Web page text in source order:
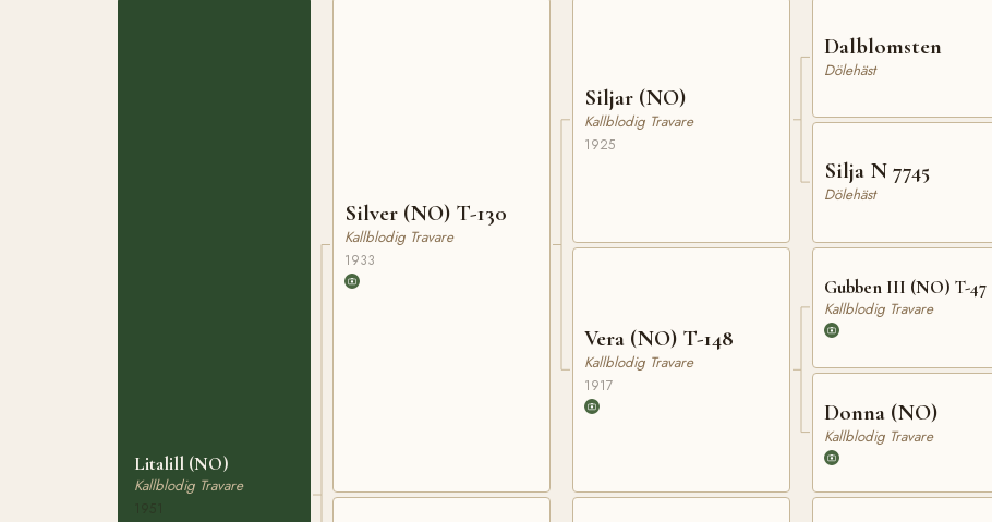
Litalill (NO)
Kallblodig Travare
Silver (NO) T-130
Kallblodig Travare
1933
Siljar (NO)
Kallblodig Travare
1925
Vera (NO) T-148
Kallblodig Travare
1917
Dalblomsten
Dölehäst
Silja N 7745
Dölehäst
Gubben III (NO) T-47
Kallblodig Travare
Donna (NO)
Kallblodig Travare